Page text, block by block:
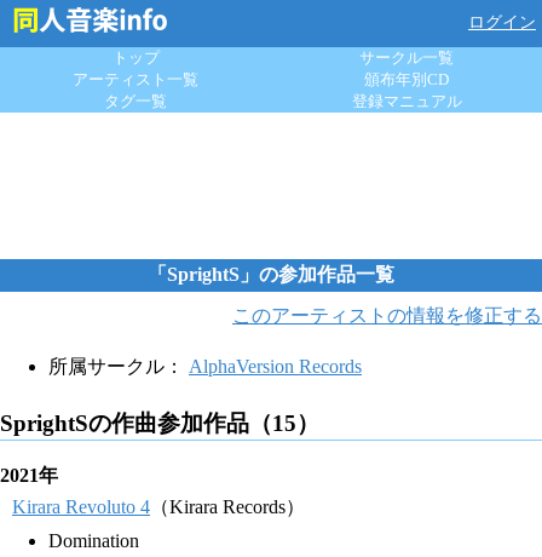
ログイン
トップ
サークル一覧
アーティスト一覧
頒布年別CD
タグ一覧
登録マニュアル
「SprightS」の参加作品一覧
このアーティストの情報を修正する
所属サークル： AlphaVersion Records
SprightSの作曲参加作品（15）
2021年
Kirara Revoluto 4 （Kirara Records）
Domination